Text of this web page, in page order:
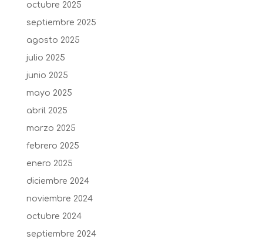
octubre 2025
septiembre 2025
agosto 2025
julio 2025
junio 2025
mayo 2025
abril 2025
marzo 2025
febrero 2025
enero 2025
diciembre 2024
noviembre 2024
octubre 2024
septiembre 2024